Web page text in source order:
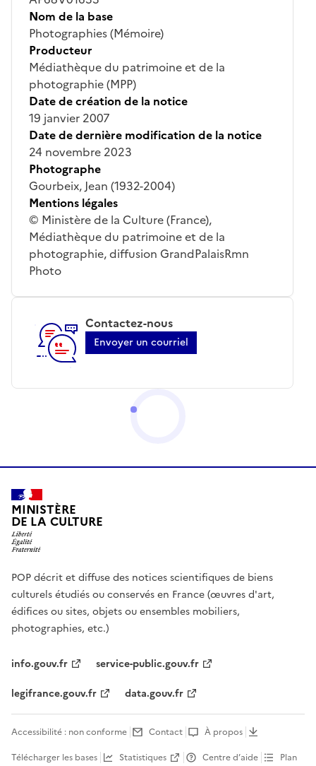
Nom de la base
Photographies (Mémoire)
Producteur
Médiathèque du patrimoine et de la
photographie (MPP)
Date de création de la notice
19 janvier 2007
Date de dernière modification de la notice
24 novembre 2023
Photographe
Gourbeix, Jean (1932-2004)
Mentions légales
© Ministère de la Culture (France),
Médiathèque du patrimoine et de la
photographie, diffusion GrandPalaisRmn
Photo
Contactez-nous
Envoyer un courriel
MINISTÈRE
DE LA CULTURE
POP décrit et diffuse des notices scientifiques de biens
culturels étudiés ou conservés en France (œuvres d'art,
édifices ou sites, objets ou ensembles mobiliers,
photographies, etc.)
info.gouv.fr
service-public.gouv.fr
legifrance.gouv.fr
data.gouv.fr
Accessibilité : non conforme Contact
À propos
Télécharger les bases
Statistiques Centre d’aide Plan